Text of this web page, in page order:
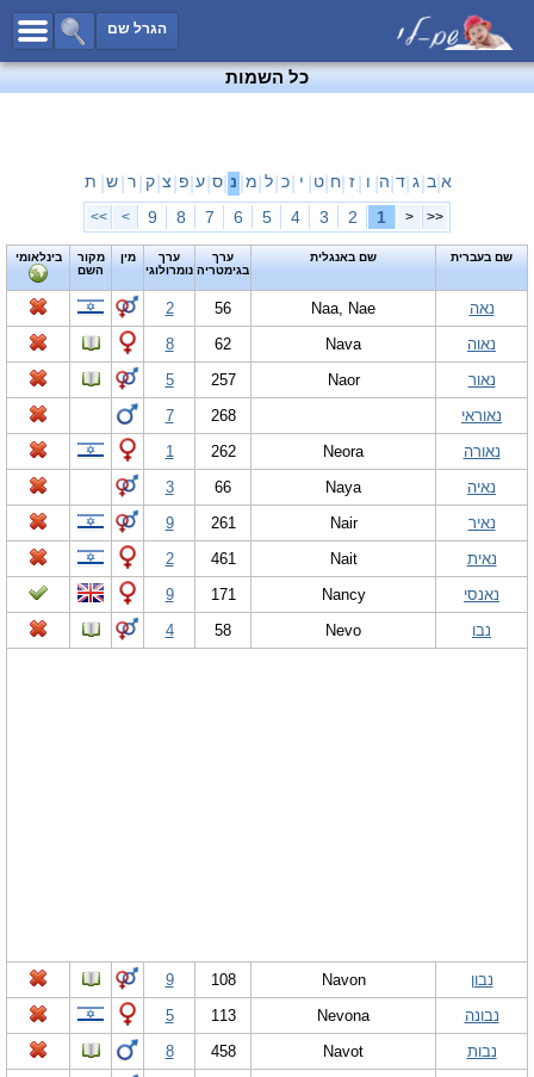
הגרל שם
כל השמות
שמות לבנים
שמות משותפים
שמות נפוצים
שמות נדירים
קטגוריות
מפורסמיםחדש!
נומרולוגיה
הוסף שם
צור קשר
פייסבוק
כל השמות
א ב ג ד ה ו ז ח ט י כ ל מ נ ס ע פ צ ק ר ש ת
<<
<
1
2
3
4
5
6
7
8
9
>
>>
שם בעברית שם באנגלית
ערך
בגימטריה
ערך
נומרולוגי
מין
מקור
השם
בינלאומי
נאה Naa, Nae
56
2
נאוה
Nava
62
8
נאור
Naor
257
5
נאוראי
268
7
נאורה
Neora
262
1
נאיה
Naya
66
3
נאיר
Nair
261
9
נאית
Nait
461
2
נאנסי
Nancy
171
9
נבו
Nevo
58
4
נבון Navon
108
9
נבונה
Nevona
113
5
נבות
Navot
458
8